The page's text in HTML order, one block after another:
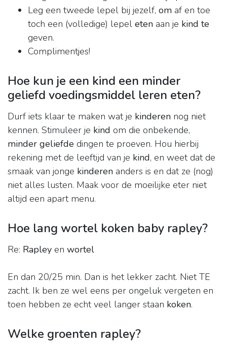
Leg een tweede lepel bij jezelf, om af en toe
toch een (volledige) lepel eten aan je kind te
geven.
Complimentjes!
Hoe kun je een kind een minder
geliefd voedingsmiddel leren eten?
Durf iets klaar te maken wat je kinderen nog niet
kennen. Stimuleer je kind om die onbekende,
minder geliefde dingen te proeven. Hou hierbij
rekening met de leeftijd van je kind, en weet dat de
smaak van jonge kinderen anders is en dat ze (nog)
niet alles lusten. Maak voor de moeilijke eter niet
altijd een apart menu.
Hoe lang wortel koken baby rapley?
Re: Rapley en wortel
En dan 20/25 min. Dan is het lekker zacht. Niet TE
zacht. Ik ben ze wel eens per ongeluk vergeten en
toen hebben ze echt veel langer staan koken.
Welke groenten rapley?